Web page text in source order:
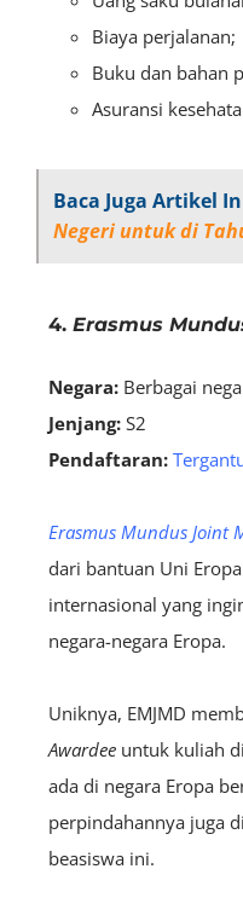
Biaya perjalanan;
Buku dan bahan
Asuransi
Baca Juga Artikel
Negeri untuk di
4. Erasmus
Negara: Berbagai
Jenjang: S2
Pendaftaran:
Erasmus Mundus Joint
dari bantuan Uni
internasional yang
negara-negara Eropa.
Uniknya, EMJMD
Awardee untuk kuliah
ada di negara Eropa
perpindahannya juga
beasiswa ini.